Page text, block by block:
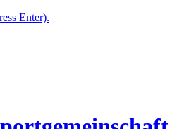
Enter).